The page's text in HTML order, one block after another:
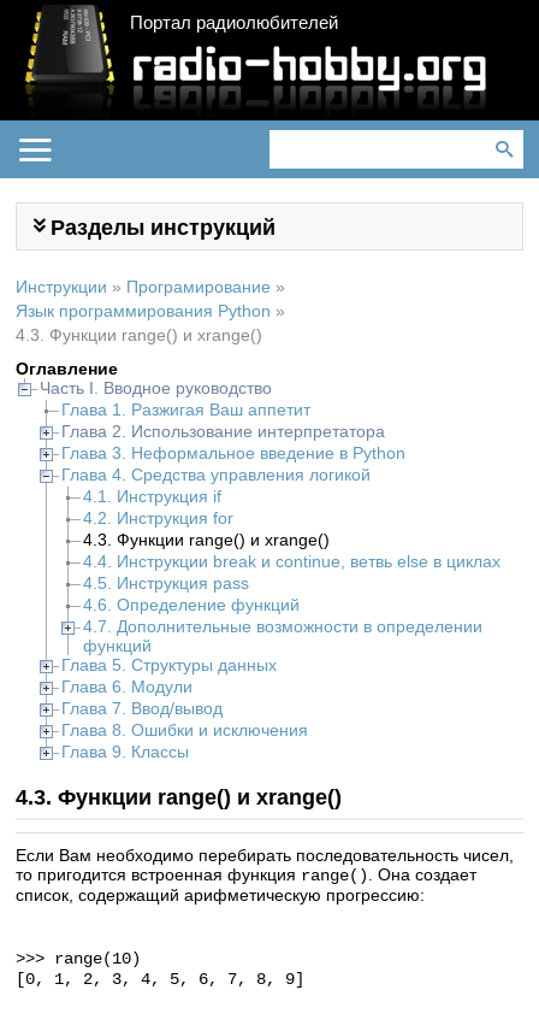
Портал радиолюбителей
Разделы инструкций
Инструкции » Програмирование »
Язык программирования Python »
4.3. Функции range() и xrange()
Оглавление
Часть I. Вводное руководство
Глава 1. Разжигая Ваш аппетит
Глава 2. Использование интерпретатора
Глава 3. Неформальное введение в Python
Глава 4. Средства управления логикой
4.1. Инструкция if
4.2. Инструкция for
4.3. Функции range() и xrange()
4.4. Инструкции break и continue, ветвь else в циклах
4.5. Инструкция pass
4.6. Определение функций
4.7. Дополнительные возможности в определении
функций
Глава 5. Структуры данных
Глава 6. Модули
Глава 7. Ввод/вывод
Глава 8. Ошибки и исключения
Глава 9. Классы
4.3. Функции range() и xrange()
Если Вам необходимо перебирать последовательность чисел,
то пригодится встроенная функция range()
. Она создает
список, содержащий арифметическую прогрессию:
>>> range(10)
[0, 1, 2, 3, 4, 5, 6, 7, 8, 9]